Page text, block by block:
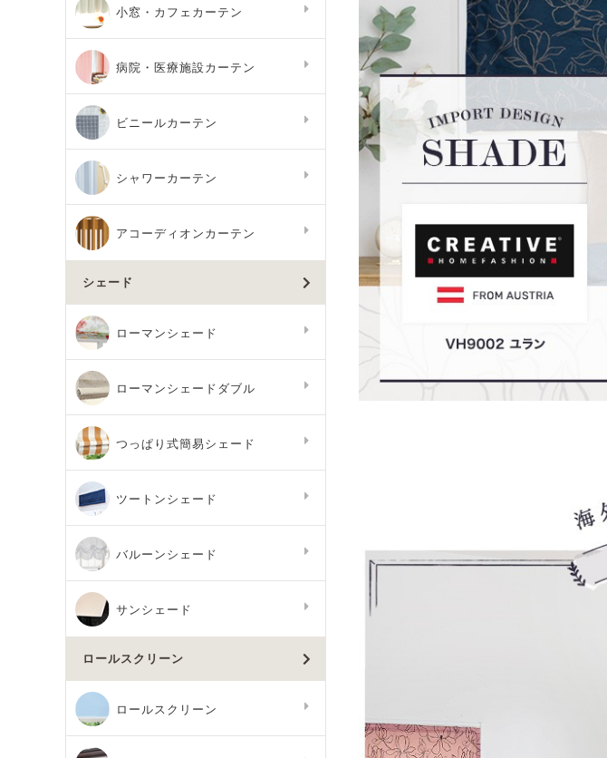
小窓・カフェカーテン
病院・医療施設カーテン
ビニールカーテン
シャワーカーテン
アコーディオンカーテン
シェード
ローマンシェード
ローマンシェードダブル
つっぱり式簡易シェード
ツートンシェード
バルーンシェード
サンシェード
ロールスクリーン
ロールスクリーン